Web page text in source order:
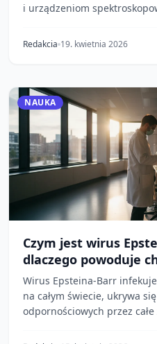
i urządzeniom
Redakcia 19. kwietnia 2026
NAUKA
Czym jest wirus
dlaczego powoduje
Wirus Epsteina-Barr infekuje
na całym świecie, ukrywa
odpornościowych przez